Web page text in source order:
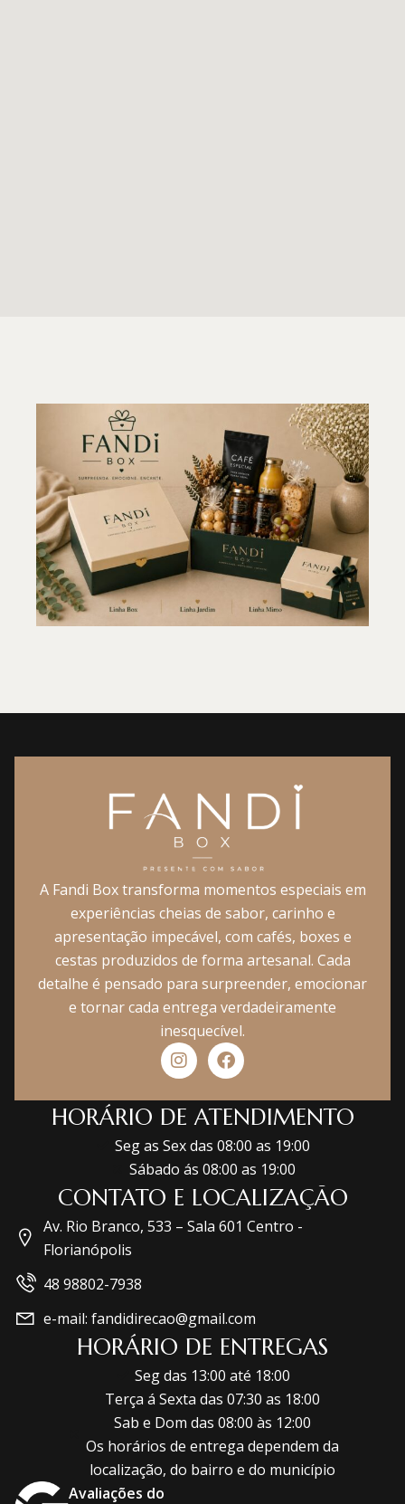
HORÁRIO DE ATENDIMENTO
Seg as Sex das 08:00 as 19:00
Sábado ás 08:00 as 19:00
CONTATO E LOCALIZAÇÃO
Av. Rio Branco, 533 – Sala 601 Centro -
Florianópolis
48 98802-7938
e-mail: fandidirecao@gmail.com
A Fandi Box transforma momentos especiais em
experiências cheias de sabor, carinho e
apresentação impecável, com cafés, boxes e
cestas produzidos de forma artesanal. Cada
detalhe é pensado para surpreender, emocionar
e tornar cada entrega verdadeiramente
inesquecível.
HORÁRIO DE ENTREGAS
Seg das 13:00 até 18:00
Terça á Sexta das 07:30 as 18:00
Sab e Dom das 08:00 às 12:00
Os horários de entrega dependem da
localização, do bairro e do município
Avaliações do